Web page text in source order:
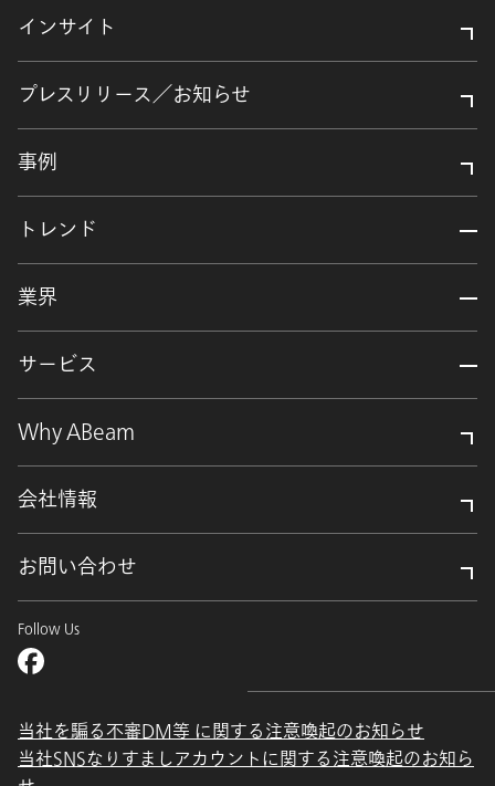
インサイト
プレスリリース／お知らせ
事例
トレンド
業界
サービス
Why ABeam
会社情報
お問い合わせ
Follow Us
当社を騙る不審DM等 に関する注意喚起のお知らせ
当社SNSなりすましアカウントに関する注意喚起のお知ら